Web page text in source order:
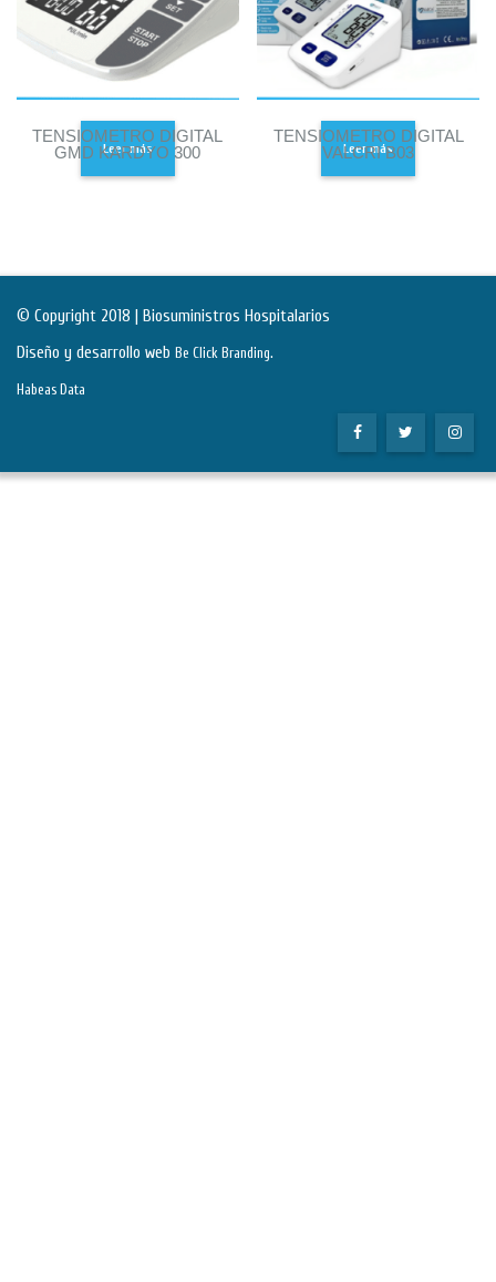
TENSIOMETRO DIGITAL
GMD KARDYO 300
Leer más
TENSIOMETRO DIGITAL
VALCRI B03
Leer más
© Copyright 2018 | Biosuministros Hospitalarios
Diseño y desarrollo web Be Click Branding.
Habeas Data